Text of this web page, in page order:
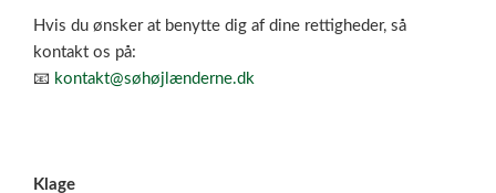
Hvis du ønsker at benytte dig af dine rettigheder, så
kontakt os på:
📧 kontakt@søhøjlænderne.dk
Klage